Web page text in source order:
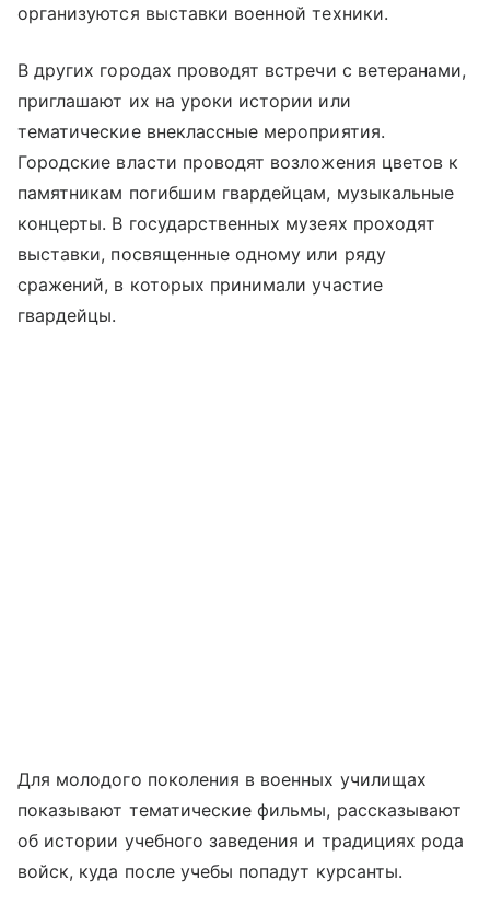
организуются выставки военной техники.
В других городах проводят встречи с ветеранами,
приглашают их на уроки истории или
тематические внеклассные мероприятия.
Городские власти проводят возложения цветов к
памятникам погибшим гвардейцам, музыкальные
концерты. В государственных музеях проходят
выставки, посвященные одному или ряду
сражений, в которых принимали участие
гвардейцы.
Для молодого поколения в военных училищах
показывают тематические фильмы, рассказывают
об истории учебного заведения и традициях рода
войск, куда после учебы попадут курсанты.